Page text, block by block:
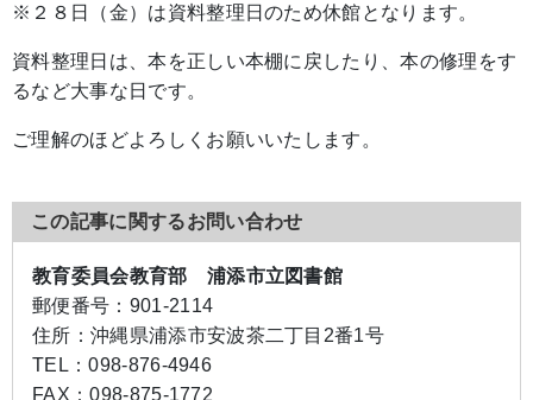
※２８日（金）は資料整理日のため休館となります。
資料整理日は、本を正しい本棚に戻したり、本の修理をす
るなど大事な日です。
ご理解のほどよろしくお願いいたします。
この記事に関するお問い合わせ
教育委員会教育部 浦添市立図書館
郵便番号： 901-2114
住所： 沖縄県浦添市安波茶二丁目2番1号
TEL：098-876-4946
FAX：098-875-1772